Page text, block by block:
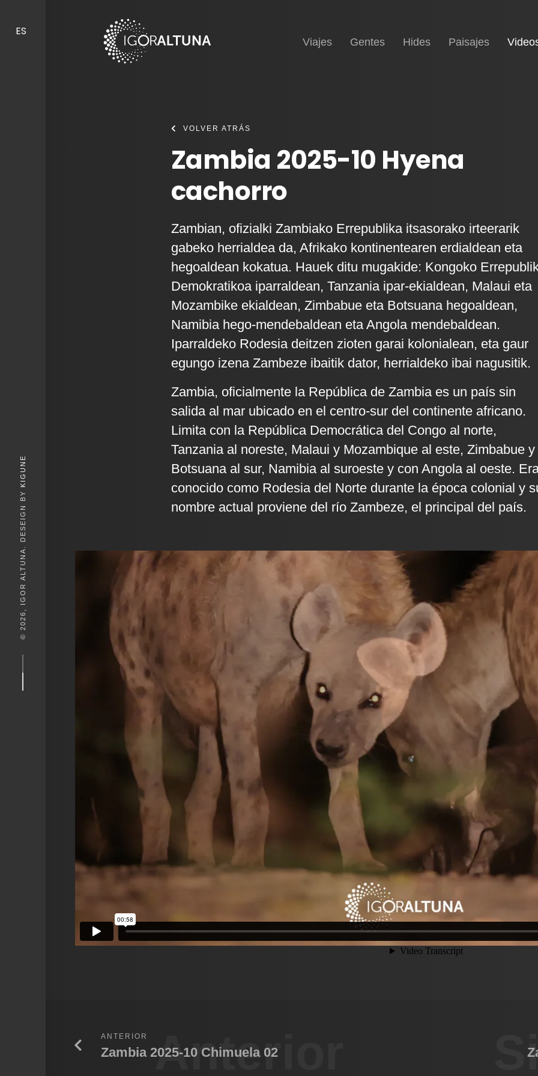
ES
© 2026, IGOR ALTUNA. DESEIGN BY
KIGUNE
Inicio
Viajes Gentes Hides Paisajes
VOLVER ATRÁS
Zambia 2025-10 Hyena
cachorro
Zambian, ofizialki Zambiako Errepublika itsasorako irteerarik
gabeko herrialdea da, Afrikako kontinentearen erdialdean eta
hegoaldean kokatua. Hauek ditu mugakide: Kongoko
Demokratikoa iparraldean, Tanzania ipar-ekialdean, Malaui eta
Mozambike ekialdean, Zimbabue eta Botsuana hegoaldean,
Namibia hego-mendebaldean eta Angola mendebaldean.
Iparraldeko Rodesia deitzen zioten garai kolonialean, eta gaur
egungo izena Zambeze ibaitik dator, herrialdeko ibai nagusitik.
Zambia, oficialmente la República de Zambia es un país sin
salida al mar ubicado en el centro-sur del continente africano.
Limita con la República Democrática del Congo al norte,
Tanzania al noreste, Malaui y Mozambique al este, Zimbabue y
Botsuana al sur, Namibia al suroeste y con Angola al oeste.
conocido como Rodesia del Norte durante la época colonial y
nombre actual proviene del río Zambeze, el principal del país.
Anterior
ANTERIOR
Zambia 2025-10 Chimuela 02